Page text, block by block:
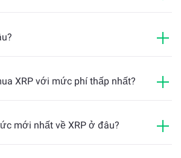
XRP với mức phí thấp nhất?
mới nhất về XRP ở đâu?